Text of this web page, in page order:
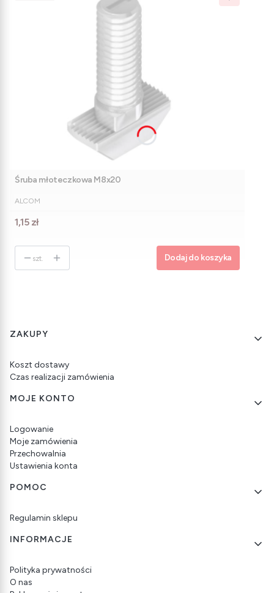
Śruba młoteczkowa M8x20
PRODUCENT
ALCOM
Cena
1,15 zł
szt. Dodaj do koszyka
Linki w stopce
ZAKUPY
Koszt dostawy
Czas realizacji zamówienia
MOJE KONTO
Logowanie
Moje zamówienia
Przechowalnia
Ustawienia konta
POMOC
Regulamin sklepu
INFORMACJE
Polityka prywatności
O nas